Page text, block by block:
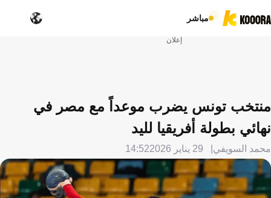
مباشر
إعلان
منتخب تونس يضرب موعداً مع مصر في
نهائي بطولة أفريقيا لليد
محمد السويفي 29 يناير 2026 14:52